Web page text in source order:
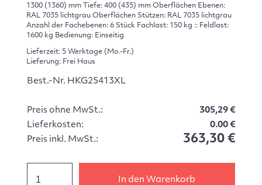
1300 (1360) mm Tiefe: 400 (435) mm Oberflächen Ebenen:
RAL 7035 lichtgrau Oberflächen Stützen: RAL 7035 lichtgrau
Anzahl der Fachebenen: 6 Stück Fachlast: 150 kg :: Feldlast:
1600 kg Bedienung: Einseitig
Lieferzeit: 5 Werktage (Mo.-Fr.)
Lieferung: Frei Haus
Best.-Nr. HKG25413XL
Preis ohne MwSt.:
305,29 €
Lieferkosten:
0.00 €
Preis inkl. MwSt.:
363,30 €
In den Warenkorb